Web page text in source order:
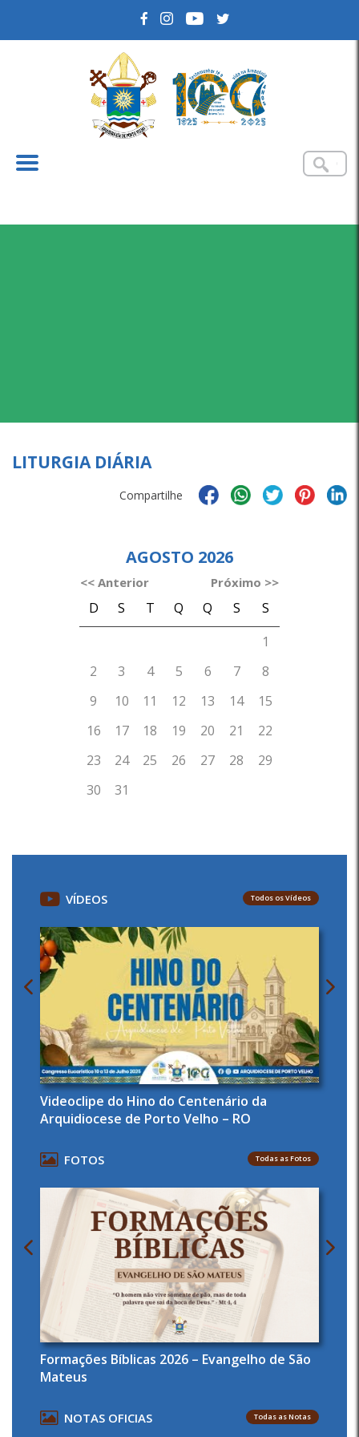
LITURGIA DIÁRIA
Compartilhe
VÍDEOS Todos os Vídeos
Videoclipe do Hino do Centenário da
Arquidiocese de Porto Velho – RO
FOTOS Todas as Fotos
Formações Bíblicas 2026 – Evangelho de São
Mateus
NOTAS OFICIAS Todas as Notas